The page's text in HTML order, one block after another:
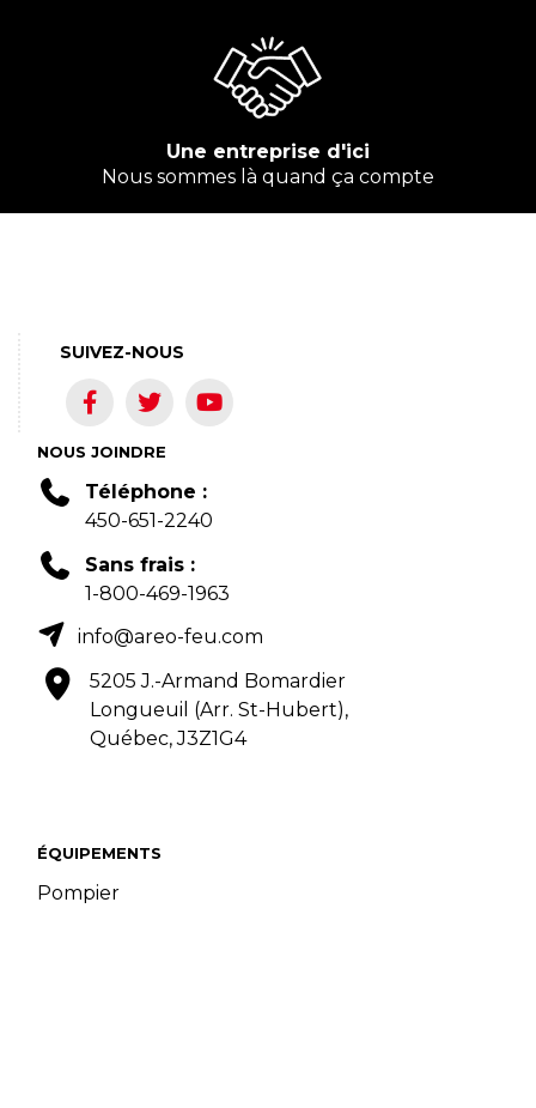
Une entreprise d'ici
Nous sommes là quand ça compte
ÉQUIPEMENTS
Pompier
NOUS JOINDRE
Téléphone :
450-651-2240
Sans frais :
1-800-469-1963
info@areo-feu.com
5205 J.-Armand Bomardier
Longueuil (Arr. St-Hubert),
Québec, J3Z1G4
SUIVEZ-NOUS